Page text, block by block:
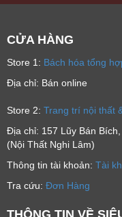
CỬA HÀNG
Store 1: Bách hóa tổng
Địa chỉ: Bán online
Store 2: Trang trí nội thất
Địa chỉ: 157 Lũy Bán
(Nội Thất Nghi Lâm)
Thông tin tài khoản: Tài
Tra cứu: Đơn Hàng
THÔNG TIN VỀ